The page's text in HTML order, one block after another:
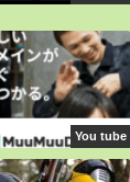
You tube